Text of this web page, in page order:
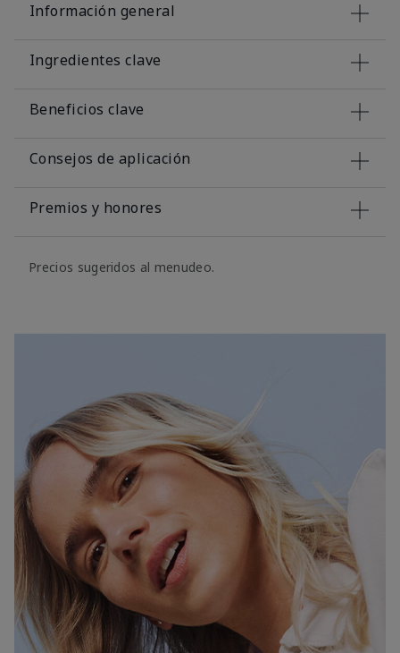
Información general
Ingredientes clave
Beneficios clave
Consejos de aplicación
Premios y honores
Precios sugeridos al menudeo.